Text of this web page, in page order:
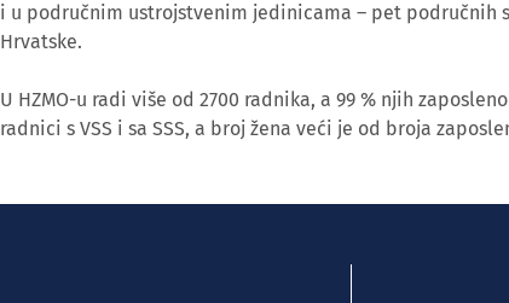
i u područnim ustrojstvenim jedinicama – pet područnih
Hrvatske.
U HZMO-u radi više od 2700 radnika, a 99 % njih
radnici s VSS i sa SSS, a broj žena veći je od broja